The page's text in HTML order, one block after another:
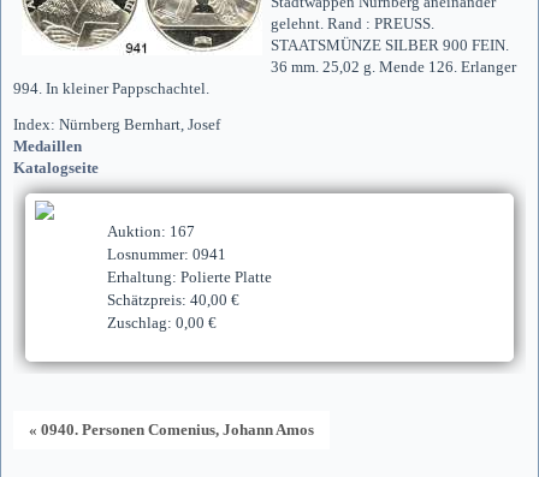
gelehnt. Rand : PREUSS.
STAATSMÜNZE SILBER 900 FEIN.
36 mm. 25,02 g. Mende 126. Erlanger
994. In kleiner Pappschachtel.
Index: Nürnberg Bernhart, Josef
Medaillen
Katalogseite
Auktion: 167
Losnummer: 0941
Erhaltung: Polierte Platte
Schätzpreis: 40,00 €
Zuschlag: 0,00 €
« 0940. Personen Comenius, Johann Amos